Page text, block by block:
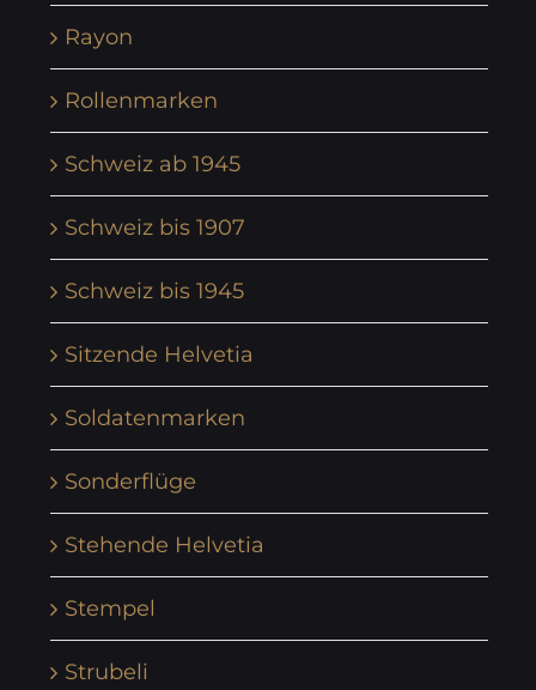
Rayon
Rollenmarken
Schweiz ab 1945
Schweiz bis 1907
Schweiz bis 1945
Sitzende Helvetia
Soldatenmarken
Sonderflüge
Stehende Helvetia
Stempel
Strubeli